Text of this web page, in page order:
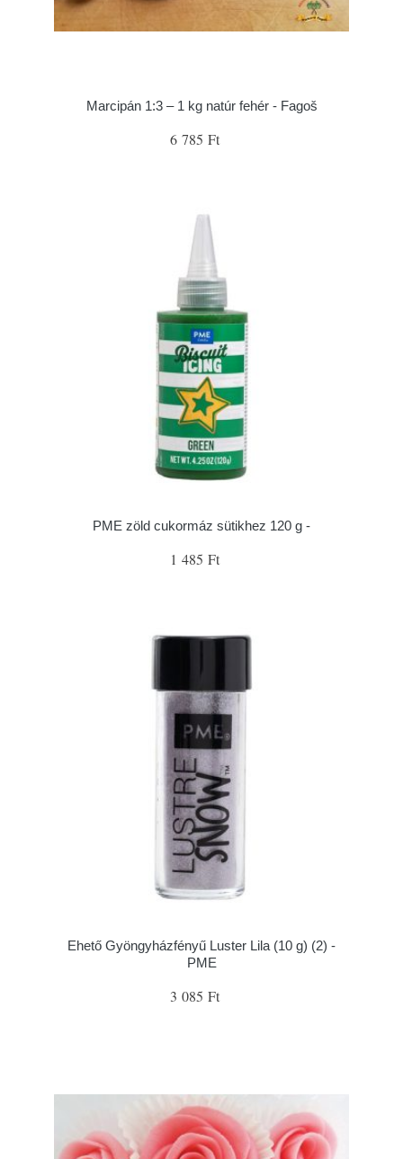
Marcipán 1:3 – 1 kg natúr fehér - Fagoš
6 785 Ft
PME zöld cukormáz sütikhez 120 g -
1 485 Ft
Ehető Gyöngyházfényű Luster Lila (10 g) (2) -
PME
3 085 Ft